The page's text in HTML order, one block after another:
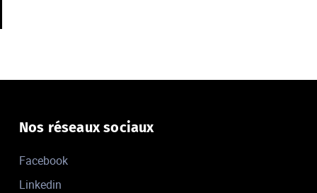
Nos réseaux sociaux
Facebook
Linkedin